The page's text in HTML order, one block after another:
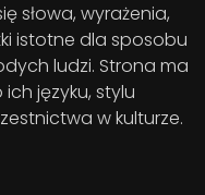
słowa, wyrażenia,
istotne dla sposobu
ludzi. Strona ma
języku, stylu
w kulturze.